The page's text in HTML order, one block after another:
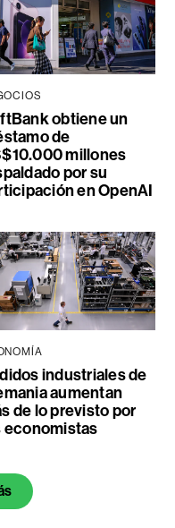
obtiene un
de
millones
por su
en OpenAI
industriales de
aumentan
de lo previsto por
economistas